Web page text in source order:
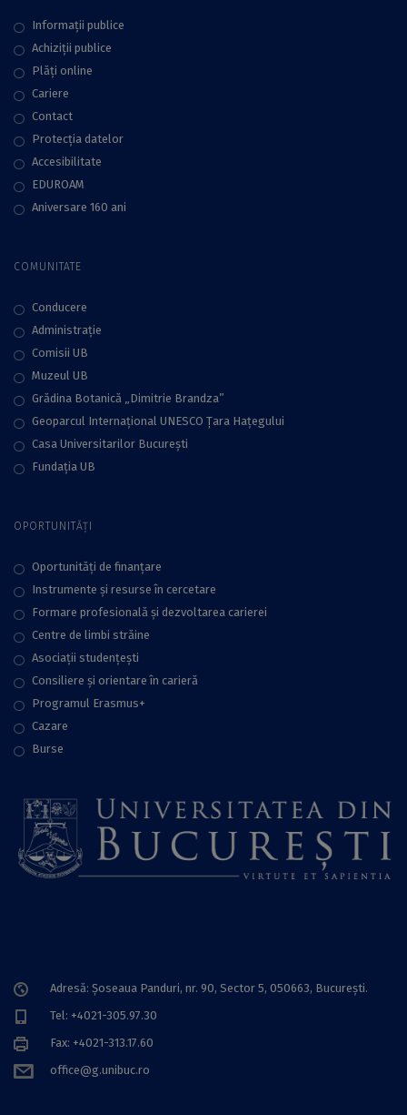
Informații publice
Achiziții publice
Plăţi online
Cariere
Contact
Protecţia datelor
Accesibilitate
EDUROAM
Aniversare 160 ani
COMUNITATE
Conducere
Administraţie
Comisii UB
Muzeul UB
Grădina Botanică „Dimitrie Brandza”
Geoparcul Internațional UNESCO Țara Hațegului
Casa Universitarilor București
Fundaţia UB
OPORTUNITĂȚI
Oportunități de finanțare
Instrumente și resurse în cercetare
Formare profesională și dezvoltarea carierei
Centre de limbi străine
Asociații studențești
Consiliere şi orientare în carieră
Programul Erasmus+
Cazare
Burse
Adresă: Șoseaua Panduri, nr. 90, Sector 5, 050663, Bucureşti.
Tel: +4021-305.97.30
Fax: +4021-313.17.60
office@g.unibuc.ro